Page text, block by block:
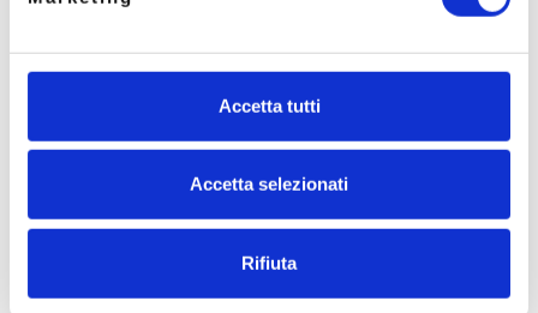
Accetta tutti
Accetta selezionati
Rifiuta